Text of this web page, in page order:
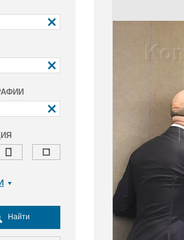
и отдых
Найти